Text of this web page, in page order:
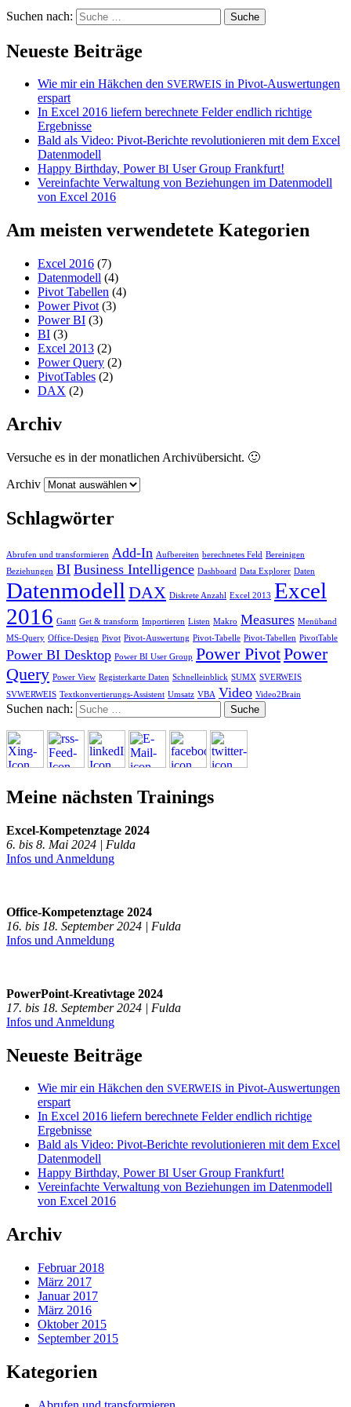
Suchen nach:
Neueste Beiträge
Wie mir ein Häkchen den SVERWEIS in Pivot-Auswertungen
erspart
In Excel 2016 liefern berechnete Felder endlich richtige
Ergebnisse
Bald als Video: Pivot-Berichte revolutionieren mit dem Excel
Datenmodell
Happy Birthday, PowerBI User Group Frankfurt!
Vereinfachte Verwaltung von Beziehungen im Datenmodell
von Excel 2016
Am meisten verwendetete Kategorien
Excel 2016 (7)
Datenmodell (4)
Pivot Tabellen (4)
Power Pivot (3)
Power BI (3)
BI (3)
Excel 2013 (2)
Power Query (2)
PivotTables (2)
DAX (2)
Archiv
Versuche es in der monatlichen Archivübersicht. 🙂
Archiv
Schlagwörter
Abrufen und transformieren Add-In Aufbereiten berechnetes Feld Bereinigen
Beziehungen BI Business Intelligence Dashboard Data Explorer Daten
Datenmodell DAX Diskrete Anzahl Excel 2013 Excel
2016 Gantt Get & transform Importieren Listen Makro Measures Menüband
MS-Query Office-Design Pivot Pivot-Auswertung Pivot-Tabelle Pivot-Tabellen PivotTable
Power BI Desktop Power BI User Group Power PivotPower
Query Power View Registerkarte Daten Schnelleinblick SUMX SVERWEIS
SVWERWEIS Textkonvertierungs-Assistent Umsatz VBA Video Video2Brain
Suchen nach:
Meine nächsten Trainings
Excel-Kompetenztage 2024
6. bis 8. Mai 2024 | Fulda
Infos und Anmeldung
Office-Kompetenztage 2024
16. bis 18. September 2024 | Fulda
Infos und Anmeldung
PowerPoint-Kreativtage 2024
17. bis 18. September 2024 | Fulda
Infos und Anmeldung
Neueste Beiträge
Wie mir ein Häkchen den SVERWEIS in Pivot-Auswertungen
erspart
In Excel 2016 liefern berechnete Felder endlich richtige
Ergebnisse
Bald als Video: Pivot-Berichte revolutionieren mit dem Excel
Datenmodell
Happy Birthday, PowerBI User Group Frankfurt!
Vereinfachte Verwaltung von Beziehungen im Datenmodell
von Excel 2016
Archiv
Februar 2018
März 2017
Januar 2017
März 2016
Oktober 2015
September 2015
Kategorien